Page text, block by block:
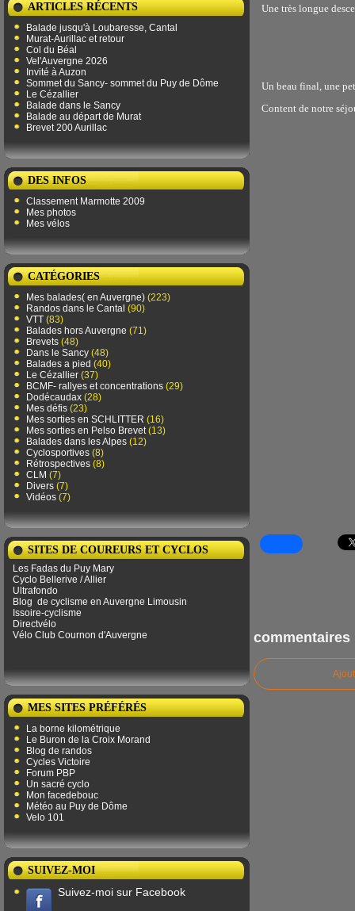
ARTICLES RÉCENTS
Balade jusqu'à Loubaresse, Cantal
Murat-Aurillac et retour
Col du Béal
Vel'Auvergne 2026
Invité à Auzon
Sommet du Sancy- sommet du Puy de Dôme
Le Cézallier
Balade dans le Sancy
Balade au départ de Murat
Brevet 200 Aurillac
DES INFOS
Classement Marmotte 2009
Mes photos
Mes vélos
CATÉGORIES
Mes balades( en Auvergne) (223)
Randos dans le Cantal (90)
VTT (83)
Balades hors Auvergne (71)
Brevets (48)
Dans le Sancy (48)
Balades a pied (40)
Le Cézallier (37)
BCMF- rallyes et concentrations (29)
Dodécaudax (28)
Mes défis (23)
Mes sorties en SCHLITTER (16)
Mes sorties en Pelso Brevet(13)
Balades dans les Alpes (12)
Cyclosportives (8)
Rétrospectives (8)
CLM (7)
Divers (7)
Vidéos (7)
SITES DE COUREURS ET CYCLOS
Les Fadas du Puy Mary
Cyclo Bellerive / Allier
Ultrafondo
Blog de ​​cyclisme en Auvergne Limousin
Issoire-cyclisme
Directvélo
Vélo Club Cournon d'Auvergne
MES SITES PRÉFÉRÉS
La borne kilométrique
Le Buron de la Croix Morand
Blog de randos
Cycles Victoire
Forum PBP
Un sacré cyclo
Mon facedebouc
Météo au Puy de Dôme
Velo 101
SUIVEZ-MOI
Suivez-moi sur Facebook
Une très longue
Un beau final, une
Content de notre
commentaires